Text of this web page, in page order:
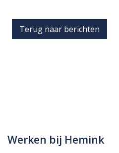
Terug naar berichten
Werken bij Hemink